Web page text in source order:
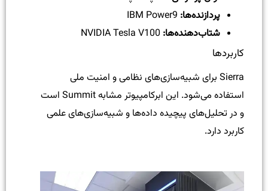
پردازنده‌ها:
شتاب‌دهنده‌ها:
کاربردها
Sierra برای شبیه‌سازی‌های نظامی و امنیت ملی
استفاده می‌شود. این ابرکامپیوتر مشابه Summit است
و در تحلیل‌های پیچیده داده‌ها و شبیه‌سازی‌های علمی
کاربرد دارد.